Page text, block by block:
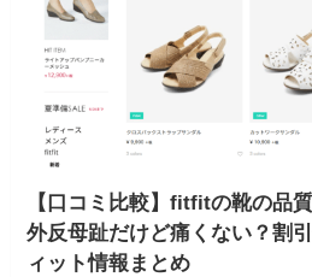
【口コミ比較】fitfitの靴の品
外反母趾だけど痛くない？割
ィット情報まとめ